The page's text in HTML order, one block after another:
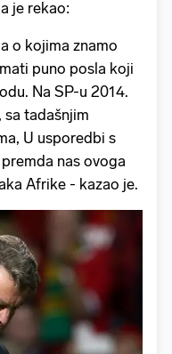
je rekao:
o kojima znamo
puno posla koji
Na SP-u 2014.
sa tadašnjim
U usporedbi s
nas ovoga
Afrike - kazao je.